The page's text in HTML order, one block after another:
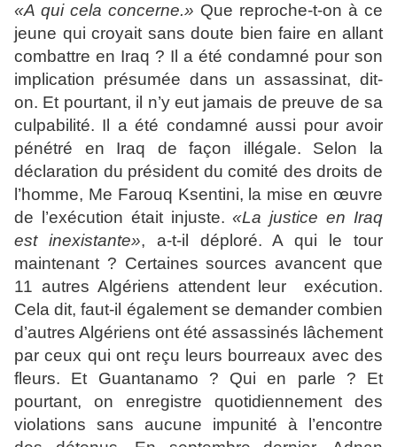
«A qui cela concerne.» Que reproche-t-on à ce
jeune qui croyait sans doute bien faire en allant
combattre en Iraq ? Il a été condamné pour son
implication présumée dans un assassinat, dit-
on. Et pourtant, il n’y eut jamais de preuve de sa
culpabilité. Il a été condamné aussi pour avoir
pénétré en Iraq de façon illégale. Selon la
déclaration du président du comité des droits de
l’homme, Me Farouq Ksentini, la mise en œuvre
de l’exécution était injuste.«La justice en Iraq
est inexistante», a-t-il déploré. A qui le tour
maintenant ? Certaines sources avancent que
11 autres Algériens attendent leur exécution.
Cela dit, faut-il également se demander combien
d’autres Algériens ont été assassinés lâchement
par ceux qui ont reçu leurs bourreaux avec des
fleurs. Et Guantanamo ? Qui en parle ? Et
pourtant, on enregistre quotidiennement des
violations sans aucune impunité à l’encontre